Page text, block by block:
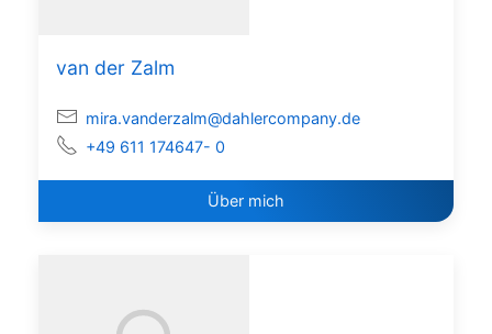
van der Zalm
mira.vanderzalm@dahlercompany.de
+49 611 174647- 0
Über mich